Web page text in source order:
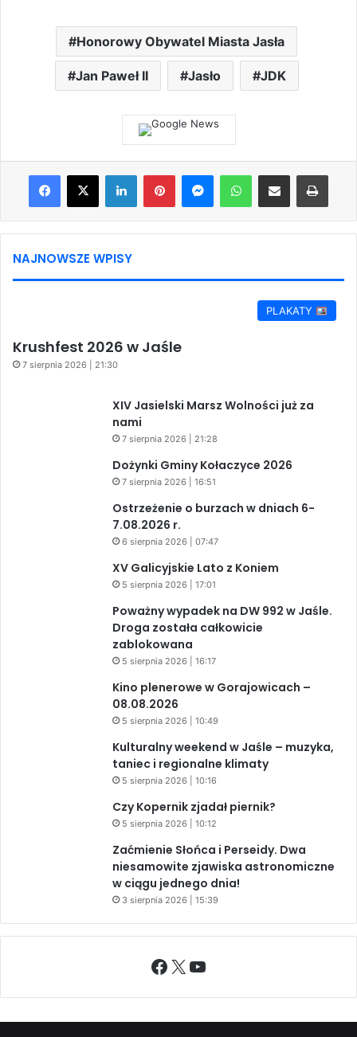
Honorowy Obywatel Miasta Jasła
Jan Paweł II Jasło JDK
Facebook
X LinkedInPinterestMessengerWhatsAppShare via Email Print
NAJNOWSZE WPISY
PLAKATY
Krushfest 2026 w Jaśle
7 sierpnia 2026 | 21:30
XIV Jasielski Marsz Wolności już za
nami
7 sierpnia 2026 | 21:28
Dożynki Gminy Kołaczyce 2026
7 sierpnia 2026 | 16:51
Ostrzeżenie o burzach w dniach 6-
7.08.2026 r.
6 sierpnia 2026 | 07:47
XV Galicyjskie Lato z Koniem
5 sierpnia 2026 | 17:01
Poważny wypadek na DW 992 w Jaśle.
Droga została całkowicie
zablokowana
5 sierpnia 2026 | 16:17
Kino plenerowe w Gorajowicach –
08.08.2026
5 sierpnia 2026 | 10:49
Kulturalny weekend w Jaśle – muzyka,
taniec i regionalne klimaty
5 sierpnia 2026 | 10:16
Czy Kopernik zjadał piernik?
5 sierpnia 2026 | 10:12
Zaćmienie Słońca i Perseidy. Dwa
niesamowite zjawiska astronomiczne
w ciągu jednego dnia!
3 sierpnia 2026 | 15:39
Facebook
X YouTube